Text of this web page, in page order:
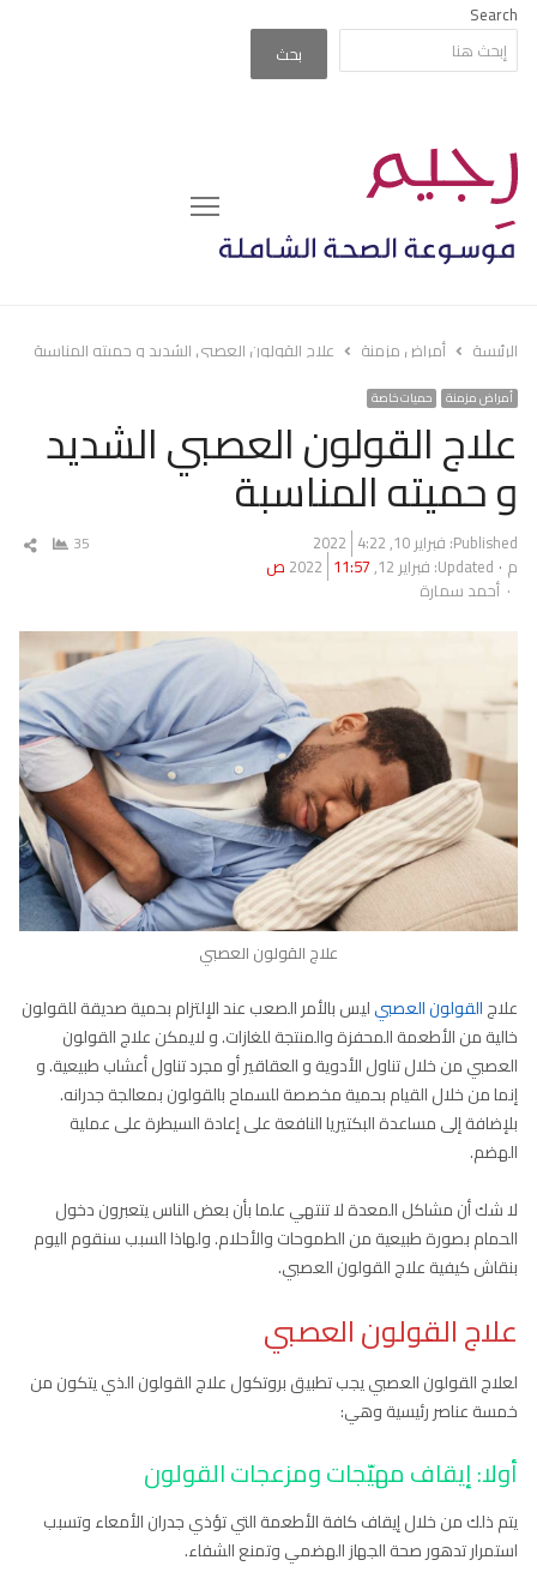
Search
بحث
Menu
الرئيسة أمراض مزمنة علاج القولون العصبي الشديد و حميته المناسبة
أمراض مزمنة حميات خاصة
علاج القولون العصبي الشديد
و حميته المناسبة
Published: فبراير 10, 2022
4:22
م Updated: فبراير 12, 2022 11:57 ص
Author
أحمد سمارة
35
علاج القولون العصبي
علاجالقولون العصبيليس بالأمر الصعب عند الإلتزام بحمية صديقة للقولون
خالية من الأطعمة المحفزة والمنتجة للغازات. و لايمكن علاج القولون
العصبي من خلال تناول الأدوية و العقاقير أو مجرد تناول أعشاب طبيعية. و
إنما من خلال القيام بحمية مخصصة للسماح بالقولون بمعالجة جدرانه.
بلإضافة إلى مساعدة البكتيريا النافعة على إعادة السيطرة على عملية
الهضم.
لا شك أن مشاكل المعدة لا تنتهي علما بأن بعض الناس يتعبرون دخول
الحمام بصورة طبيعية من الطموحات والأحلام. ولهاذا السبب سنقوم اليوم
بنقاش كيفية علاج القولون العصبي.
علاج القولون العصبي
لعلاج القولون العصبي يجب تطبيق بروتكول علاج القولون الذي يتكون من
خمسة عناصر رئيسية وهي:
أولا: إيقاف مهيّجات ومزعجات القولون
يتم ذلك من خلال إيقاف كافة الأطعمة التي تؤذي جدران الأمعاء وتسبب
استمرار تدهور صحة الجهاز الهضمي وتمنع الشفاء.